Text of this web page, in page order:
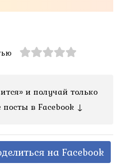
и получай только
в Facebook ↓
на Facebook